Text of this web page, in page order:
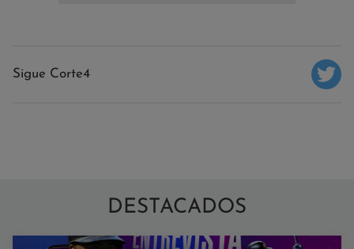
Sigue Corte4
DESTACADOS